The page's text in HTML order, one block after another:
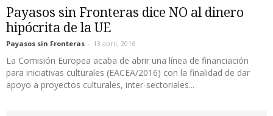
Payasos sin Fronteras dice NO al dinero
hipócrita de la UE
Payasos sin Fronteras - 13 abril, 2016
La Comisión Europea acaba de abrir una línea de financiación
para iniciativas culturales (EACEA/2016) con la finalidad de dar
apoyo a proyectos culturales, inter-sectoriales...